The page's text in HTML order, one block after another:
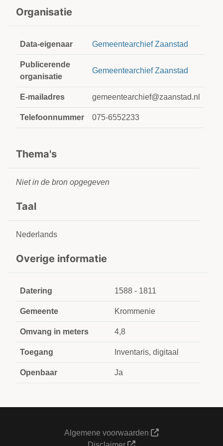
Organisatie
Data-eigenaar Gemeentearchief Zaanstad
Publicerende
organisatie
Gemeentearchief Zaanstad
E-mailadres gemeentearchief@zaanstad.nl
Telefoonnummer 075-6552233
Thema's
Niet in de bron opgegeven
Taal
Nederlands
Overige informatie
Datering 1588 - 1811
Gemeente Krommenie
Omvang in meters 4,8
Toegang Inventaris, digitaal
Openbaar Ja
Algemene voorwaarden